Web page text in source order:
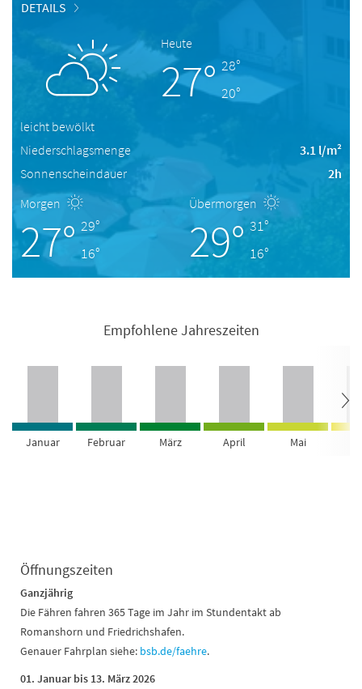
DETAILS
Heute
27° 28°
20°
leicht bewölkt
Niederschlagsmenge
3.1 l/m²
Sonnenscheindauer
2h
Morgen
27° 29°
16°
Übermorgen
29° 31°
16°
Empfohlene Jahreszeiten
Januar Februar März April Mai
Öffnungszeiten
Ganzjährig
Die Fähren fahren 365 Tage im Jahr im Stundentakt ab
Romanshorn und Friedrichshafen.
Genauer Fahrplan siehe: bsb.de/faehre.
01. Januar bis 13. März 2026